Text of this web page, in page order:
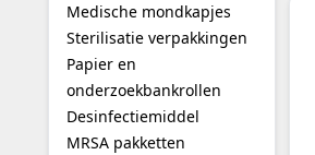
Medische mondkapjes
Sterilisatie verpakkingen
Papier en
onderzoekbankrollen
Desinfectiemiddel
MRSA pakketten